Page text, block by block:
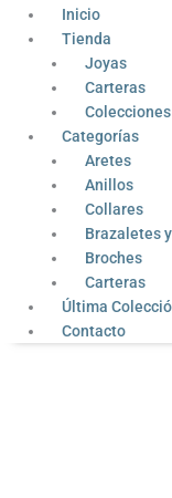
Inicio
Tienda
Joyas
Carteras
Colecciones
Categorías
Aretes
Anillos
Collares
Brazaletes
Broches
Carteras
Última
Contacto